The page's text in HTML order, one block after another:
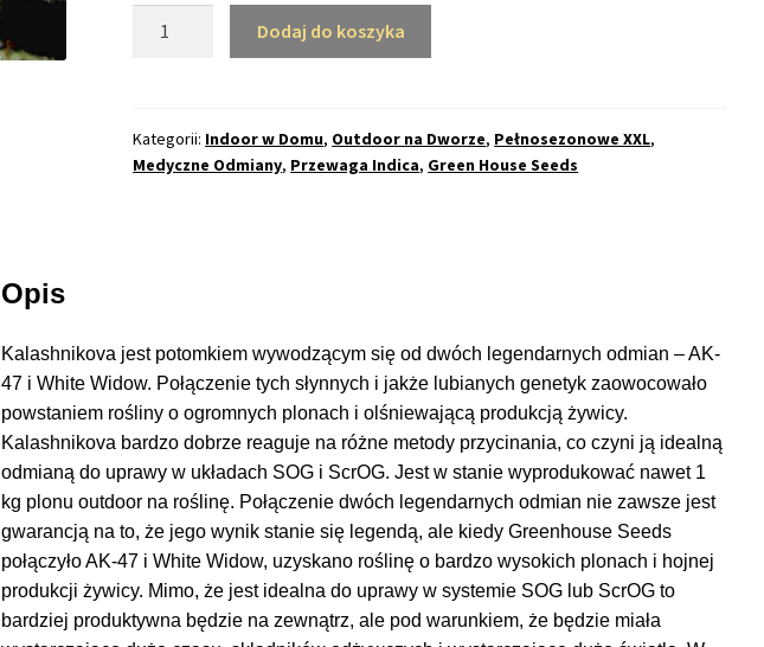
Dodaj do koszyka
Kategorii: Indoor w Domu, Outdoor na Dworze, Pełnosezonowe XXL,
Medyczne Odmiany, Przewaga Indica, Green House Seeds
Opis
Kalashnikova jest potomkiem wywodzącym się od dwóch legendarnych odmian – AK-
47 i White Widow. Połączenie tych słynnych i jakże lubianych genetyk zaowocowało
powstaniem rośliny o ogromnych plonach i olśniewającą produkcją żywicy.
Kalashnikova bardzo dobrze reaguje na różne metody przycinania, co czyni ją idealną
odmianą do uprawy w układach SOG i ScrOG. Jest w stanie wyprodukować nawet 1
kg plonu outdoor na roślinę. Połączenie dwóch legendarnych odmian nie zawsze jest
gwarancją na to, że jego wynik stanie się legendą, ale kiedy Greenhouse Seeds
połączyło AK-47 i White Widow, uzyskano roślinę o bardzo wysokich plonach i hojnej
produkcji żywicy. Mimo, że jest idealna do uprawy w systemie SOG lub ScrOG to
bardziej produktywna będzie na zewnątrz, ale pod warunkiem, że będzie miała